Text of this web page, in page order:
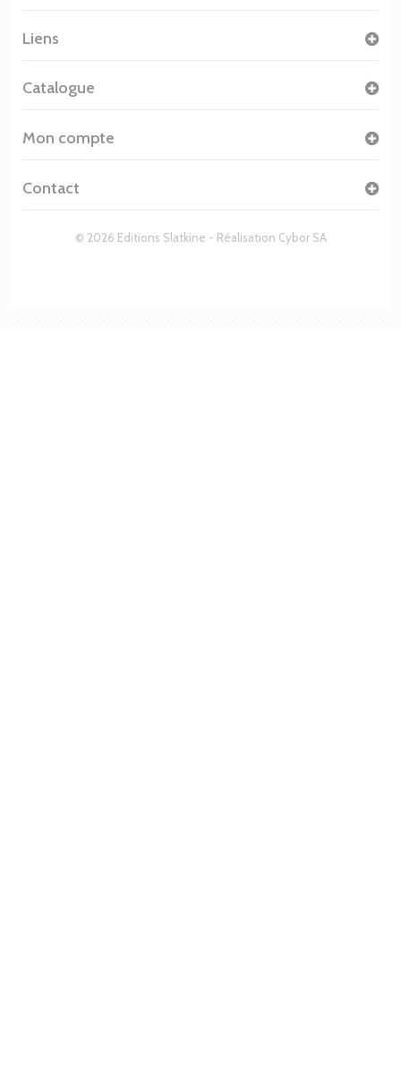
© 2026 Editions Slatkine - Réalisation Cybor SA
Liens
Catalogue
Mon compte
Contact